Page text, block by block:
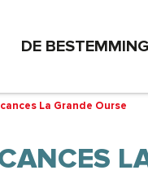
DE BESTEMMING
La Grande Ourse